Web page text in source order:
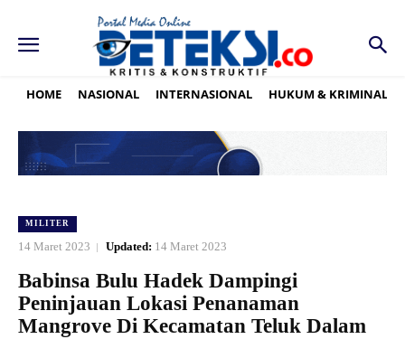
HOME NASIONAL INTERNASIONAL HUKUM & KRIMINAL
MILITER
14 Maret 2023 Updated: 14 Maret 2023
Babinsa Bulu Hadek Dampingi
Peninjauan Lokasi Penanaman
Mangrove Di Kecamatan Teluk Dalam